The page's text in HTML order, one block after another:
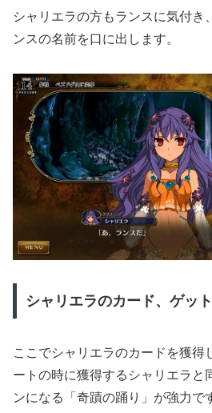
シャリエラの方もランスに気付き
ンスの名前を口に出します。
シャリエラのカード、ゲット
ここでシャリエラのカードを獲得
ートの時に獲得するシャリエラと
ンになる「奇蹟の踊り」が強力で